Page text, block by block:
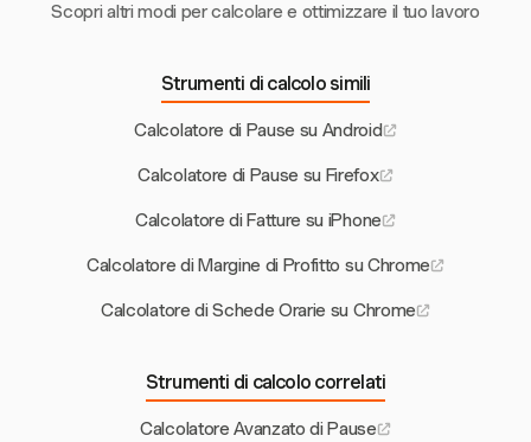
Scopri altri modi per calcolare e ottimizzare il tuo lavoro
Strumenti di calcolo simili
Calcolatore di Pause su Android
Calcolatore di Pause su Firefox
Calcolatore di Fatture su iPhone
Calcolatore di Margine di Profitto su Chrome
Calcolatore di Schede Orarie su Chrome
Strumenti di calcolo correlati
Calcolatore Avanzato di Pause